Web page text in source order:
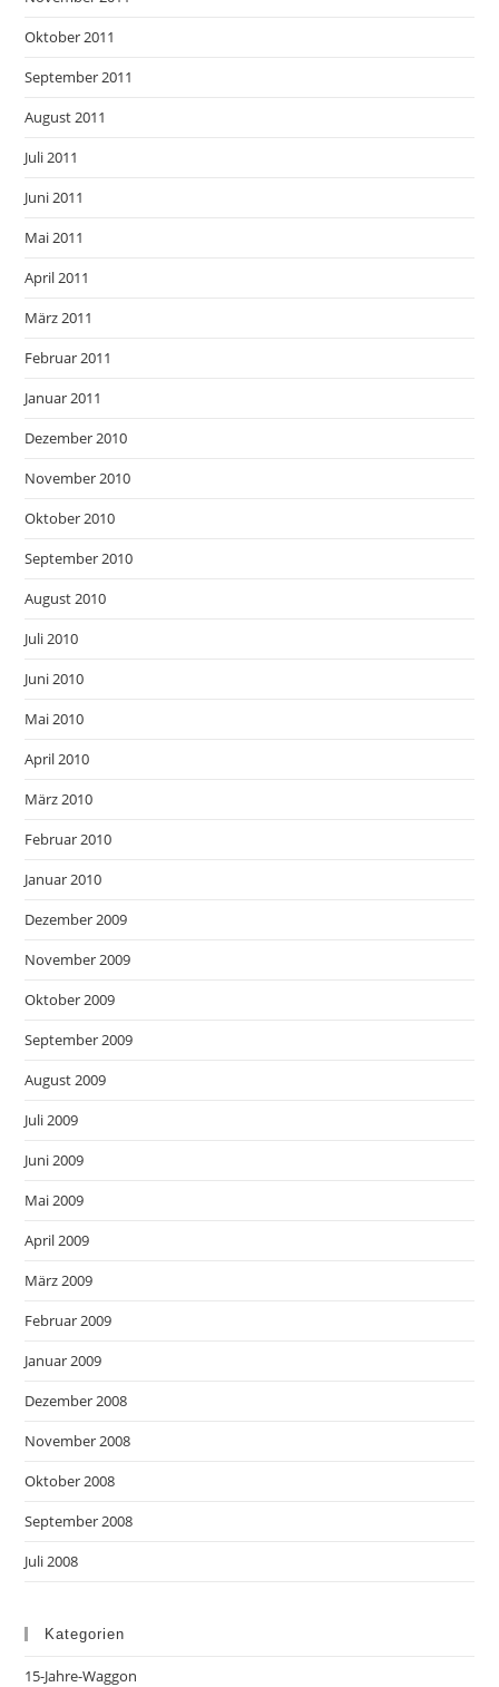
Oktober 2011
September 2011
August 2011
Juli 2011
Juni 2011
Mai 2011
April 2011
März 2011
Februar 2011
Januar 2011
Dezember 2010
November 2010
Oktober 2010
September 2010
August 2010
Juli 2010
Juni 2010
Mai 2010
April 2010
März 2010
Februar 2010
Januar 2010
Dezember 2009
November 2009
Oktober 2009
September 2009
August 2009
Juli 2009
Juni 2009
Mai 2009
April 2009
März 2009
Februar 2009
Januar 2009
Dezember 2008
November 2008
Oktober 2008
September 2008
Juli 2008
Kategorien
15-Jahre-Waggon